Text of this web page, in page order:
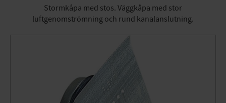
Stormkåpa med stos. Väggkåpa med stor
luftgenomströmning och rund kanalanslutning.